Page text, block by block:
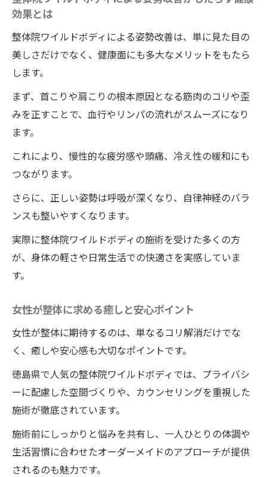
効果とは
整体院ワイルドボディによる姿勢改善は、単に見た目の
美しさだけでなく、健康面にも多大なメリットをもたら
します。
まず、首こりや肩こりの根本原因となる筋肉のコリや歪
みを正すことで、血行やリンパの流れがスムーズになり
ます。
これにより、慢性的な疲労感や頭痛、冷え性の緩和にも
つながります。
さらに、正しい姿勢は呼吸が深くなり、自律神経のバラ
ンスも整いやすくなります。
実際に整体院ワイルドボディの施術を受けた多くの方
が、身体の軽さや日常生活での快適さを実感していま
す。
女性が整体に求める癒しと安心ポイント
女性が整体に期待するのは、単なるコリ解消だけでな
く、癒しや安心感も大切なポイントです。
徳島県で人気の整体院ワイルドボディでは、プライバシ
ーに配慮した空間づくりや、カウンセリングを重視した
施術が徹底されています。
施術前にしっかりと悩みを共有し、一人ひとりの体調や
生活習慣に合わせたオーダーメイドのアプローチが提供
されるのも魅力です。